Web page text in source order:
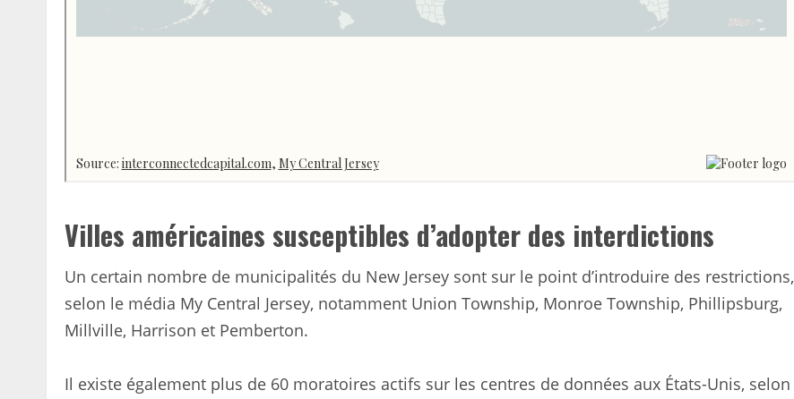
Villes américaines susceptibles d’adopter des interdictions
Un certain nombre de municipalités du New Jersey sont sur le point d’introduire des restrictions,
selon le média My Central Jersey, notamment Union Township, Monroe Township, Phillipsburg,
Millville, Harrison et Pemberton.
Il existe également plus de 60 moratoires actifs sur les centres de données aux États-Unis, selon